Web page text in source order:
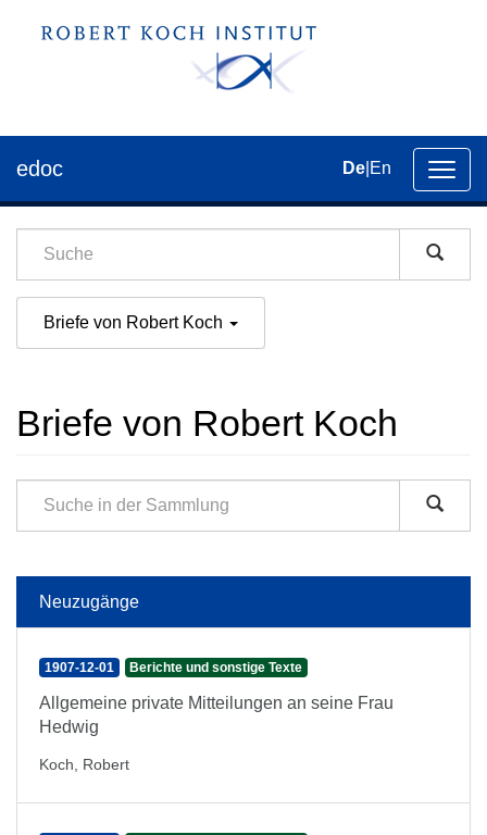
der
edoc De En
Briefe von Robert Koch
Briefe von Robert Koch
Neuzugänge
1907-12-01 Berichte und sonstige Texte
Allgemeine private Mitteilungen an seine Frau
Hedwig
Koch, Robert